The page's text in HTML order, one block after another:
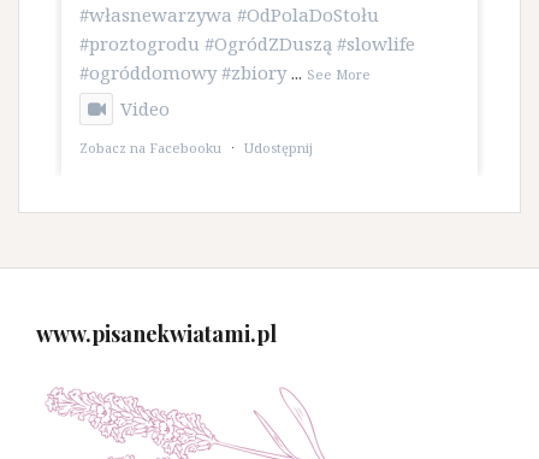
#własnewarzywa #OdPolaDoStołu
#proztogrodu #OgródZDuszą #slowlife
#ogróddomowy #zbiory ... See More
Video
Zobacz na Facebooku · Udostępnij
www.pisanekwiatami.pl